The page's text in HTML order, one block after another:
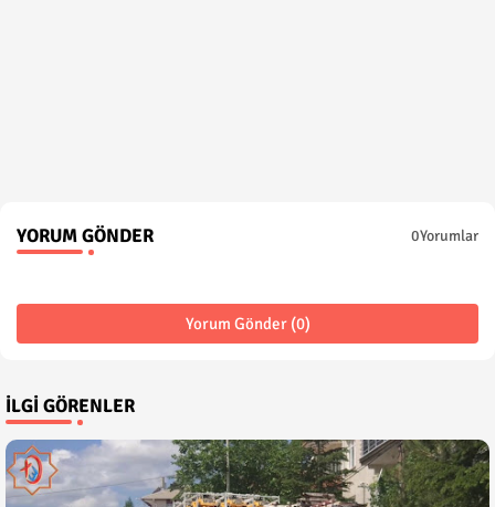
YORUM GÖNDER 0Yorumlar
Yorum Gönder (0)
İLGI GÖRENLER